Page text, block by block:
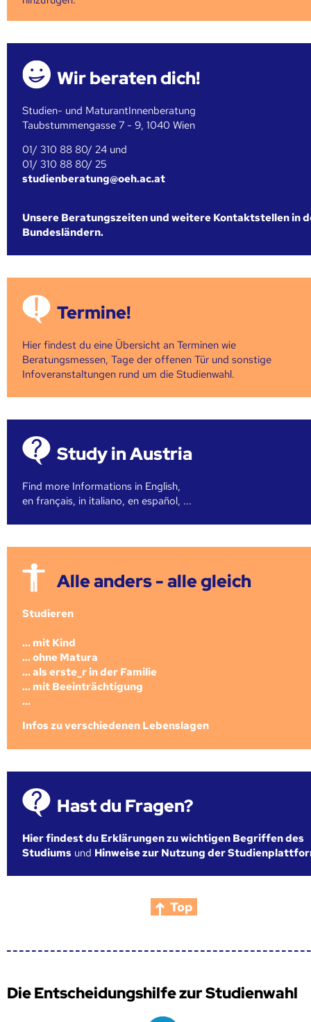
Wir beraten dich!
Studien- und MaturantInnenberatung
Taubstummengasse 7 - 9, 1040 Wien
01/ 310 88 80/ 24 und
01/ 310 88 80/ 25
studienberatung@oeh.ac.at
Unsere Beratungszeiten und weitere Kontaktstellen in
Bundesländern.
Termine!
Hier findest du eine Übersicht an Terminen wie
Beratungsmessen, Tage der offenen Tür und sonstige
Infoveranstaltungen rund um die Studienwahl.
Study in Austria
Find more Informations in English,
en français, in italiano, en español, ...
Alle anders - alle gleich
Studieren
... mit Kind
... ohne Matura
... als erste_r in der Familie
... mit Beeinträchtigung
...
Infos zu verschiedenen Lebenslagen
Hast du Fragen?
Hier findest du Erklärungen zu wichtigen Begriffen des
Studiums und Hinweise zur Nutzung der
Top
Die Entscheidungshilfe zur Studienwahl